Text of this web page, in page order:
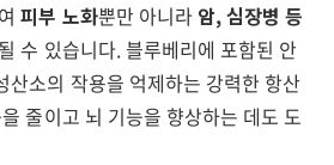
피부 노화뿐만 아니라 암, 심장병 등
수 있습니다. 블루베리에 포함된 안
산소의 작용을 억제하는 강력한 항산
줄이고 뇌 기능을 향상하는 데도 도